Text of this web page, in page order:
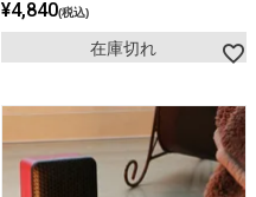
¥4,840 税込
在庫切れ